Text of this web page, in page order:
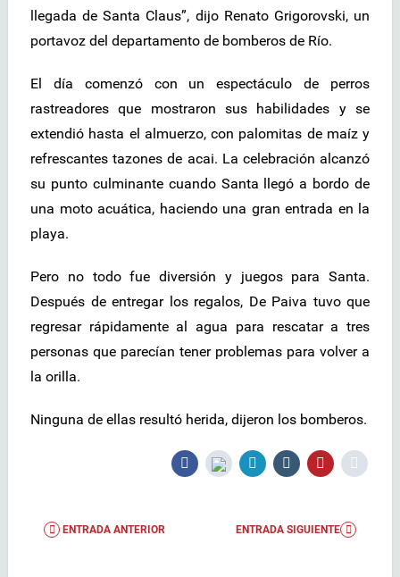
llegada de Santa Claus”, dijo Renato Grigorovski, un
portavoz del departamento de bomberos de Río.
El día comenzó con un espectáculo de perros
rastreadores que mostraron sus habilidades y se
extendió hasta el almuerzo, con palomitas de maíz y
refrescantes tazones de acai. La celebración alcanzó
su punto culminante cuando Santa llegó a bordo de
una moto acuática, haciendo una gran entrada en la
playa.
Pero no todo fue diversión y juegos para Santa.
Después de entregar los regalos, De Paiva tuvo que
regresar rápidamente al agua para rescatar a tres
personas que parecían tener problemas para volver a
la orilla.
Ninguna de ellas resultó herida, dijeron los bomberos.
ENTRADA ANTERIOR ENTRADA SIGUIENTE